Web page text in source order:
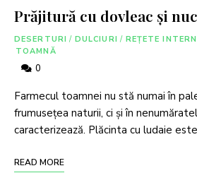
Prăjitură cu dovleac și
DESERTURI / DULCIURI / REȚETE
TOAMNĂ
0
Farmecul toamnei nu stă numai în
frumusețea naturii, ci și în
caracterizează. Plăcinta cu ludaie
READ MORE